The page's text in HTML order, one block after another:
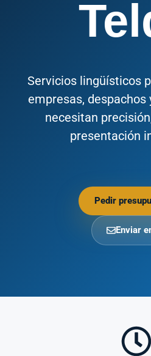
Servicios lingüísticos
empresas,
necesitan
presentación
Pedir
Enviar